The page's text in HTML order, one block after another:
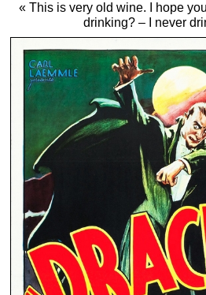
« This is very old wine. I hope
drinking? – I never